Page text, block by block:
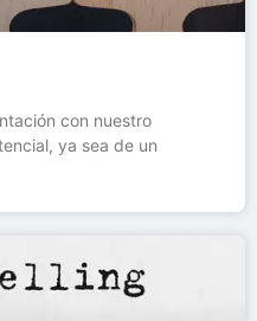
con nuestro
ya sea de un